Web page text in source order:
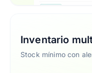
Inventario
Stock mínimo con